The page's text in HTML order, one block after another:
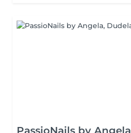
PassioNails by Angela